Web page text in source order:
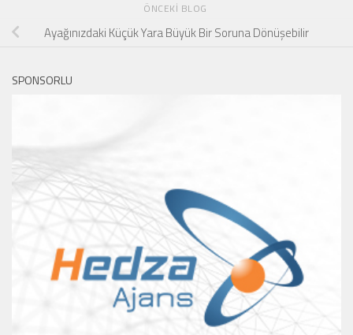
ÖNCEKI BLOG
Ayağınızdaki Küçük Yara Büyük Bir Soruna Dönüşebilir
SPONSORLU